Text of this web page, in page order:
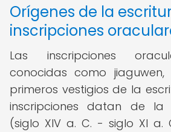
Orígenes de la
inscripciones
Las inscripciones
conocidas como jiaguwen,
primeros vestigios de la
inscripciones datan de la
(siglo XIV a. C. - siglo XI